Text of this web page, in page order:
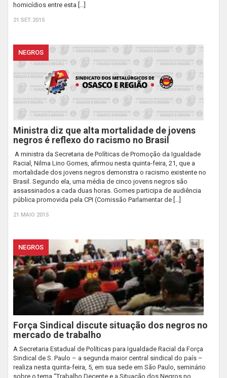
homicídios entre esta […]
21 SET 2015
NEGROS
Ministra diz que alta mortalidade de jovens
negros é reflexo do racismo no Brasil
A ministra da Secretaria de Políticas de Promoção da Igualdade
Racial, Nilma Lino Gomes, afirmou nesta quinta-feira, 21, que a
mortalidade dos jovens negros demonstra o racismo existente no
Brasil. Segundo ela, uma média de cinco jovens negros são
assassinados a cada duas horas. Gomes participa de audiência
pública promovida pela CPI (Comissão Parlamentar de […]
21 MAIO 2015
NEGROS
Força Sindical discute situação dos negros no
mercado de trabalho
A Secretaria Estadual de Políticas para Igualdade Racial da Força
Sindical de S. Paulo – a segunda maior central sindical do país –
realiza nesta quinta-feira, 5, em sua sede em São Paulo, seminário
sobre o tema “Trabalho Decente e a Situação dos Negros no